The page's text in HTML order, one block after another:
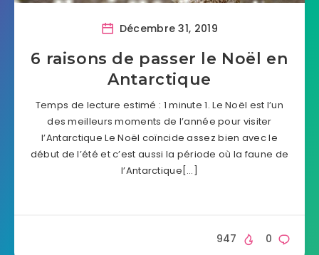
Décembre 31, 2019
6 raisons de passer le Noël en
Antarctique
Temps de lecture estimé : 1 minute 1. Le Noël est l’un
des meilleurs moments de l’année pour visiter
l’Antarctique Le Noël coïncide assez bien avec le
début de l’été et c’est aussi la période où la faune de
l’Antarctique[…]
0
947